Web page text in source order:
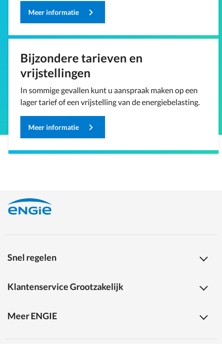
Meer informatie
Bijzondere tarieven en
vrijstellingen
In sommige gevallen kunt u aanspraak maken op een
lager tarief of een vrijstelling van de energiebelasting.
Meer informatie
Snel regelen
Klantenservice Grootzakelijk
Meer ENGIE